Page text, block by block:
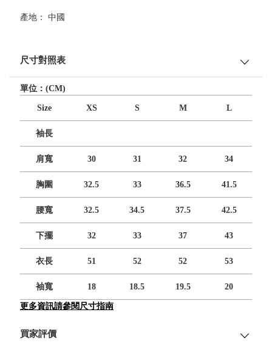
產地： 中國
尺寸對照表
單位：(CM)
Size XS S M L
袖長
肩寬 30 31 32 34
胸圍 32.5 33 36.5 41.5
腰寬 32.5 34.5 37.5 42.5
下擺 32 33 37 43
衣長 51 52 52 53
袖寬 18 18.5 19.5 20
更多資訊請參閱尺寸指南
買家評價